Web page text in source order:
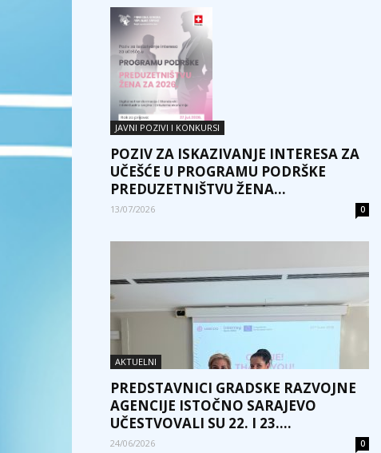
JAVNI POZIVI I KONKURSI
POZIV ZA ISKAZIVANJE INTERESA ZA
UČEŠĆE U PROGRAMU PODRŠKE
PREDUZETNIŠTVU ŽENA...
13/07/2026 0
AKTUELNI
PREDSTAVNICI GRADSKE RAZVOJNE
AGENCIJE ISTOČNO SARAJEVO
UČESTVOVALI SU 22. I 23....
24/06/2026 0